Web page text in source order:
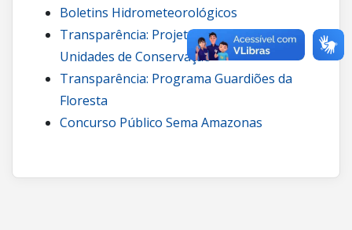
Boletins Hidrometeorológicos
Transparência: Projetos de carbono em
Unidades de Conservação
Transparência: Programa Guardiões da
Floresta
Concurso Público Sema Amazonas